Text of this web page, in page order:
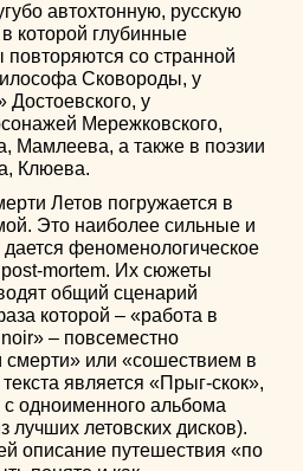
автохтонную, русскую
которой глубинные
повторяются со странной
Сковороды, у
Достоевского, у
Мережковского,
Мамлеева, а также в поэзии
Клюева.
Летов погружается в
Это наиболее сильные и
феноменологическое
mortem. Их сюжеты
общий сценарий
которой – «работа в
– повсеместно
смерти» или «сошествием в
является «Прыг-скок»,
одноименного альбома
лучших летовских дисков).
описание путешествия «по